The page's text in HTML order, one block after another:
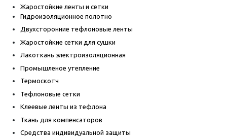
Жаростойкие ленты и сетки
Гидроизоляционное полотно
Двухсторонние тефлоновые ленты
Жаростойкие сетки для сушки
Лакоткань электроизоляционная
Промышленое утепление
Термоскотч
Тефлоновые сетки
Клеевые ленты из тефлона
Ткань для компенсаторов
Средства индивидуальной защиты